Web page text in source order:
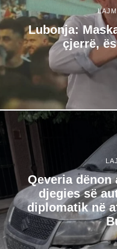
Lubonja:
çjerrë,
Qeveria dënon
djegies së
diplomatik në